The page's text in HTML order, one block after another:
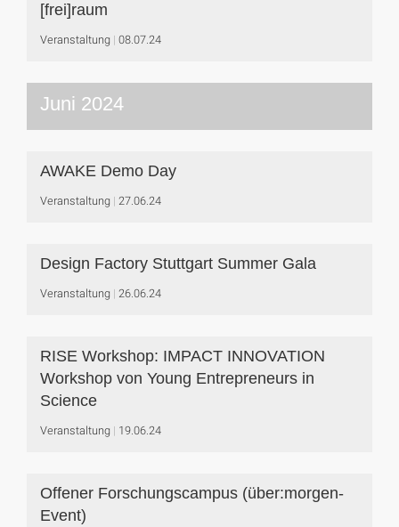
[frei]raum
Veranstaltung 08.07.24
Juni 2024
AWAKE Demo Day
Veranstaltung 27.06.24
Design Factory Stuttgart Summer Gala
Veranstaltung 26.06.24
RISE Workshop: IMPACT INNOVATION
Workshop von Young Entrepreneurs in
Science
Veranstaltung 19.06.24
Offener Forschungscampus (über:morgen-
Event)